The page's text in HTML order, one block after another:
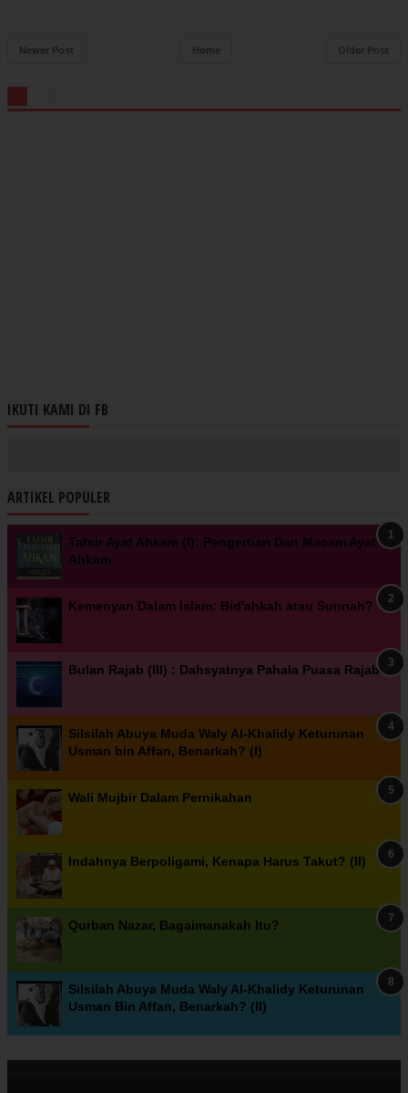
Newer Post Older Post
Home
IKUTI KAMI DI FB
ARTIKEL POPULER
Tafsir Ayat Ahkam (I): Pengertian Dan Macam Ayat
Ahkam
Kemenyan Dalam Islam: Bid'ahkah atau Sunnah?
Bulan Rajab (III) : Dahsyatnya Pahala Puasa Rajab
Silsilah Abuya Muda Waly Al-Khalidy Keturunan
Usman bin Affan, Benarkah? (I)
Wali Mujbir Dalam Pernikahan
Indahnya Berpoligami, Kenapa Harus Takut? (II)
Qurban Nazar, Bagaimanakah Itu?
Silsilah Abuya Muda Waly Al-Khalidy Keturunan
Usman Bin Affan, Benarkah? (II)